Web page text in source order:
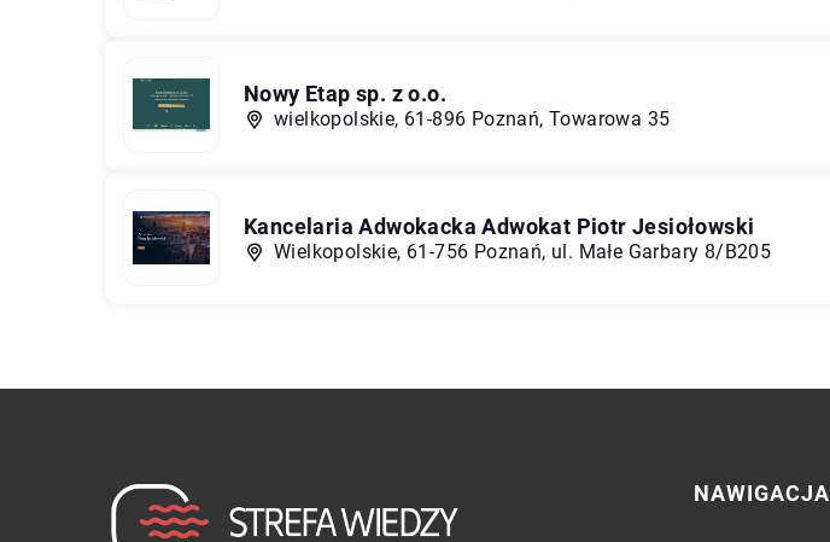
Nowy Etap sp. z o.o.
wielkopolskie, 61-896 Poznań, Towarowa 35
Kancelaria Adwokacka Adwokat Piotr Jesiołowski
Wielkopolskie, 61-756 Poznań, ul. Małe Garbary 8/B205
NAWIGACJA